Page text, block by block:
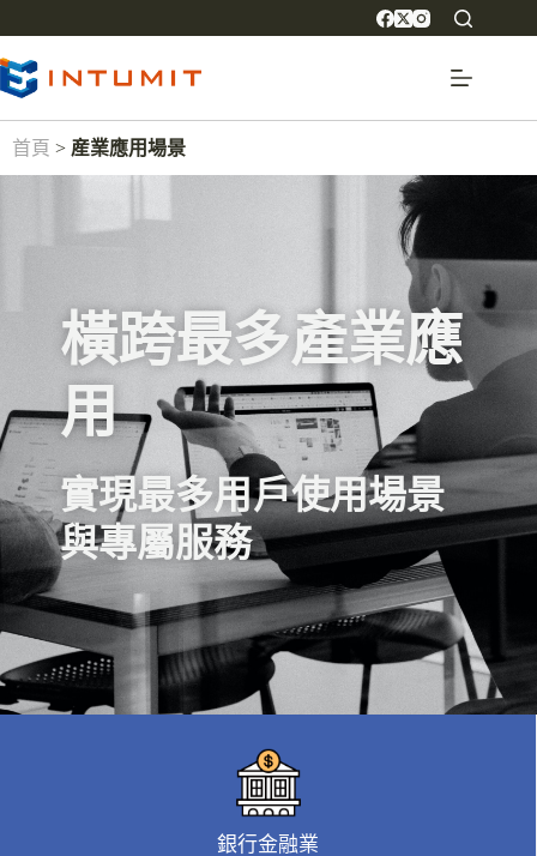
首頁 > 産業應用場景
橫跨最多產業應
用
實現最多用戶使用場景
與專屬服務
銀行金融業​